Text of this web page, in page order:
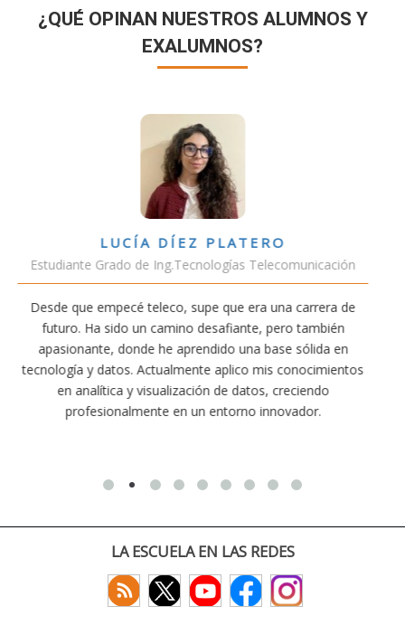
¿QUÉ OPINAN NUESTROS ALUMNOS Y
EXALUMNOS?
de
en
VÍCTOR SÁNCHEZ VALENCIA
Estudiante Doble Grado Teleco-ADE
Estudiar teleco me ha permitido comprender
conectividad afecta nuestra vida diaria. Aunque la
exige esfuerzo, he dedicado parte de mi tiempo a
actividades como el salvamento y socorrismo.
convencido de que elegir teleco ha sido una de las
decisiones que he tomado.
LA ESCUELA EN LAS REDES